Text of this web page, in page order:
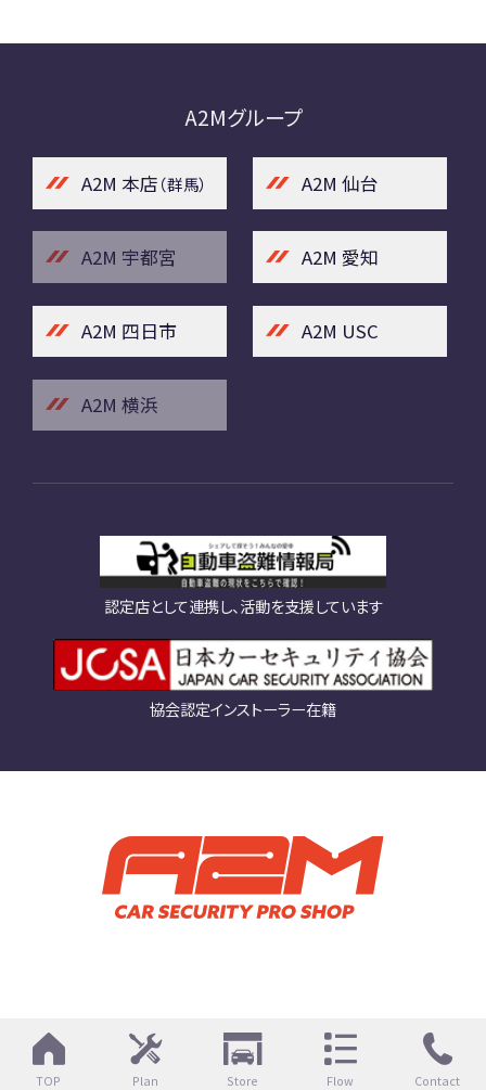
A2Mグループ
A2M 本店（群馬） A2M 仙台
A2M 宇都宮 A2M 愛知
A2M 四日市 A2M USC
A2M 横浜
認定店として連携し、活動を支援しています
協会認定インストーラー在籍
TOP Plan Store Flow Contact